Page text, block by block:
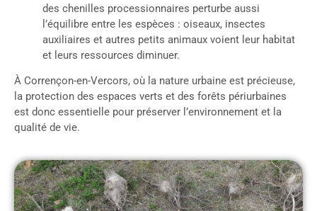
des chenilles processionnaires perturbe aussi
l’équilibre entre les espèces : oiseaux, insectes
auxiliaires et autres petits animaux voient leur habitat
et leurs ressources diminuer.
À Corrençon-en-Vercors, où la nature urbaine est précieuse,
la protection des espaces verts et des forêts périurbaines
est donc essentielle pour préserver l’environnement et la
qualité de vie.